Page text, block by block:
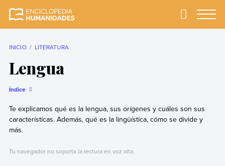
completa y más
Primary
INICIO LITERATURA
Lengua
Índice
Te explicamos qué es la lengua, sus orígenes y cuáles son sus
características. Además, qué es la lingüística, cómo se divide y
más.
Tu navegador no soporta la lectura en voz alta.